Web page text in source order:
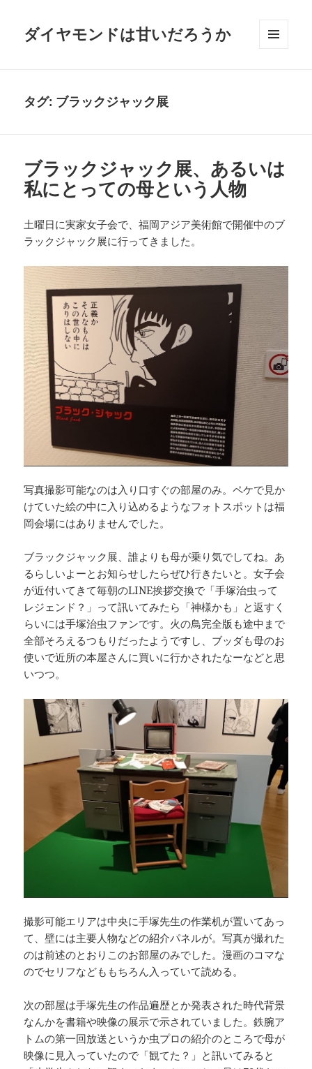
ダイヤモンドは甘いだろうか
タグ: ブラックジャック展
ブラックジャック展、あるいは
私にとっての母という人物
土曜日に実家女子会で、福岡アジア美術館で開催中のブ
ラックジャック展に行ってきました。
写真撮影可能なのは入り口すぐの部屋のみ。ペケで見か
けていた絵の中に入り込めるようなフォトスポットは福
岡会場にはありませんでした。
ブラックジャック展、誰よりも母が乗り気でしてね。あ
るらしいよーとお知らせしたらぜひ行きたいと。女子会
が近付いてきて毎朝のLINE挨拶交換で「手塚治虫って
レジェンド？」って訊いてみたら「神様かも」と返すく
らいには手塚治虫ファンです。火の鳥完全版も途中まで
全部そろえるつもりだったようですし、ブッダも母のお
使いで近所の本屋さんに買いに行かされたなーなどと思
いつつ。
撮影可能エリアは中央に手塚先生の作業机が置いてあっ
て、壁には主要人物などの紹介パネルが。写真が撮れた
のは前述のとおりこのお部屋のみでした。漫画のコマな
のでセリフなどももちろん入っていて読める。
次の部屋は手塚先生の作品遍歴とか発表された時代背景
なんかを書籍や映像の展示で示されていました。鉄腕ア
トムの第一回放送というか虫プロの紹介のところで母が
映像に見入っていたので「観てた？」と訊いてみると